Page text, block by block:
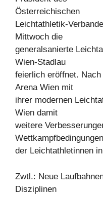
Österreichischen
Leichtathletik-
Mittwoch die
generalsanierte
Wien-Stadlau
feierlich eröffnet.
Arena Wien mit
ihrer modernen
Wien damit
weitere
Wettkampfbedingungen
der Leichtathletinnen
Zwtl.: Neue
Disziplinen